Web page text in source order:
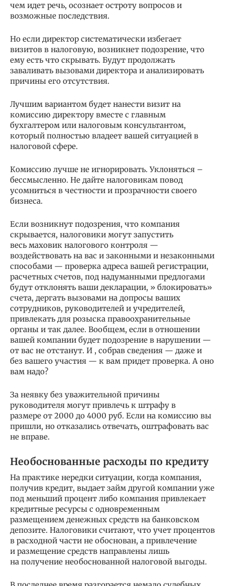
чем идет речь, осознает остроту вопросов и
возможные последствия.
Но если директор систематически избегает
визитов в налоговую, возникнет подозрение, что
ему есть что скрывать. Будут продолжать
заваливать вызовами директора и анализировать
причины его отсутствия.
Лучшим вариантом будет нанести визит на
комиссию директору вместе с главным
бухгалтером или налоговым консультантом,
который полностью владеет вашей ситуацией в
налоговой сфере.
Комиссию лучше не игнорировать. Уклоняться –
бессмысленно. Не дайте налоговикам повод
усомниться в честности и прозрачности своего
бизнеса.
Если возникнут подозрения, что компания
скрывается, налоговики могут запустить
весь маховик налогового контроля —
воздействовать на вас и законными и незаконными
способами — проверка адреса вашей регистрации,
расчетных счетов, под надуманными предлогами
будут отклонять ваши декларации, » блокировать»
счета, дергать вызовами на допросы ваших
сотрудников, руководителей и учредителей,
привлекать для розыска правоохранительные
органы и так далее. Вообщем, если в отношении
вашей компании будет подозрение в нарушении —
от вас не отстанут. И , собрав сведения — даже и
без вашего участия — к вам придет проверка. А оно
вам надо?
За неявку без уважительной причины
руководителя могут привлечь к штрафу в
размере от 2000 до 4000 руб. Если на комиссию вы
пришли, но отказались отвечать, оштрафовать вас
не вправе.
Необоснованные расходы по кредиту
На практике нередки ситуации, когда компания,
получив кредит, выдает займ другой компании уже
под меньший процент либо компания привлекает
кредитные ресурсы с одновременным
размещением денежных средств на банковском
депозите. Налоговики считают, что учет процентов
в расходной части не обоснован, а привлечение
и размещение средств направлены лишь
на получение необоснованной налоговой выгоды.